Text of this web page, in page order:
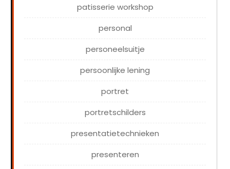
patisserie workshop
personal
personeelsuitje
persoonlijke lening
portret
portretschilders
presentatietechnieken
presenteren